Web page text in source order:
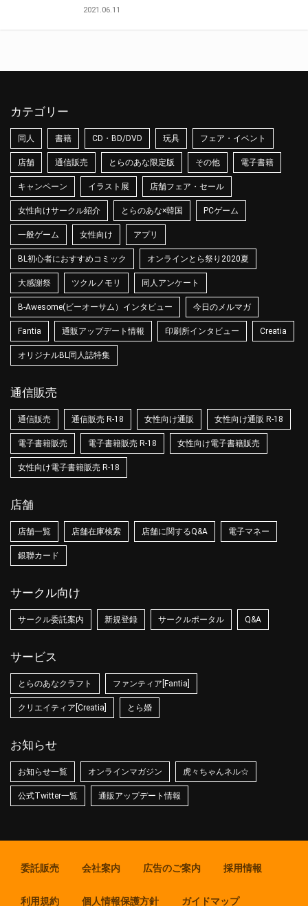
2021.06.11
カテゴリー
同人 書籍 CD・BD/DVD 玩具 フェア・イベント
店舗 通信販売 とらのあな限定版 その他 電子書籍
キャンペーン イラスト展 店舗フェア・セール
女性向けサークル紹介 とらのあな×韓国 PCゲーム
一般ゲーム 女性向け アプリ
BL初心者におすすめコミック オンラインとら祭り2020夏
大感謝祭 ツクルノモリ 同人アンケート
B-Awesome(ビーオーサム）インタビュー 今日のメルマガ
Fantia 通販アップデート情報 印刷所インタビュー Creatia
オリジナルBL同人誌特集
通信販売
通信販売 通信販売 R-18 女性向け通販 女性向け通販 R-18
電子書籍販売 電子書籍販売 R-18 女性向け電子書籍販売
女性向け電子書籍販売 R-18
店舗
店舗一覧 店舗在庫検索 店舗に関するQ&A 電子マネー
銀聯カード
サークル向け
サークル委託案内 新規登録 サークルポータル Q&A
サービス
とらのあなクラフト ファンティア[Fantia]
クリエイティア[Creatia] とら婚
お知らせ
お知らせ一覧 オンラインマガジン 虎々ちゃんネル☆
公式Twitter一覧 通販アップデート情報
委託販売 会社案内 広告のご案内 採用情報
利用規約 個人情報保護方針 ガイドマップ